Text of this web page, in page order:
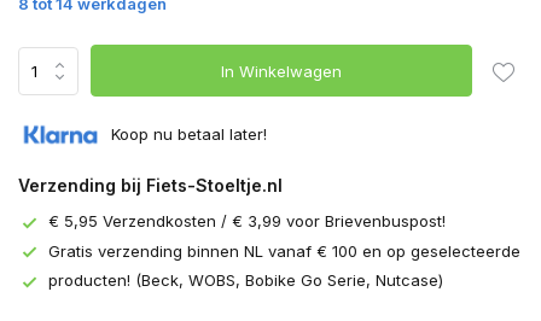
In Winkelwagen
Koop nu betaal later!
Verzending bij Fiets-Stoeltje.nl
€ 5,95 Verzendkosten / € 3,99 voor Brievenbuspost!
Gratis verzending binnen NL vanaf € 100 en op geselecteerde
producten! (Beck, WOBS, Bobike Go Serie, Nutcase)